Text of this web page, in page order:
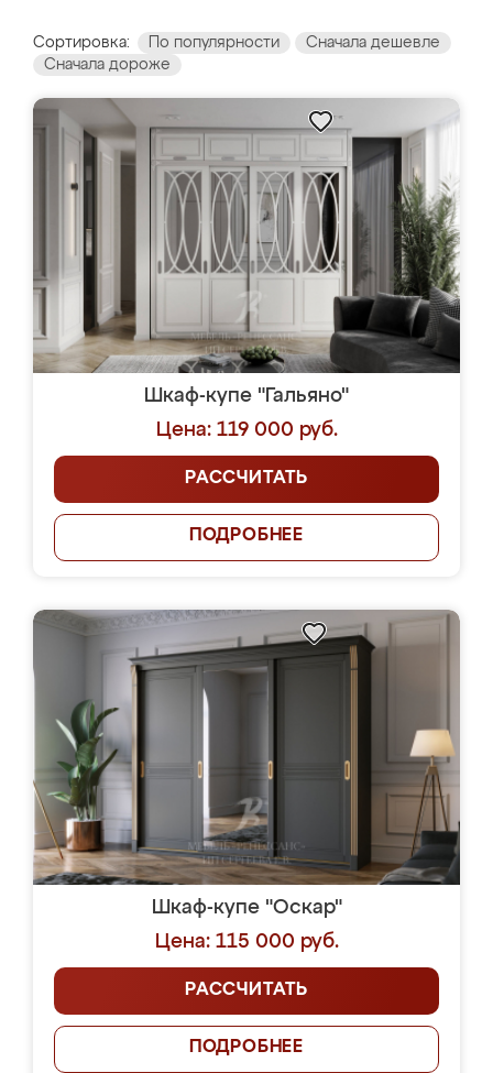
Сортировка: По популярности
Сначала дешевле
Сначала дороже
Шкаф-купе "Гальяно"
Цена: 119 000 руб.
РАССЧИТАТЬ
ПОДРОБНЕЕ
Шкаф-купе "Оскар"
Цена: 115 000 руб.
РАССЧИТАТЬ
ПОДРОБНЕЕ